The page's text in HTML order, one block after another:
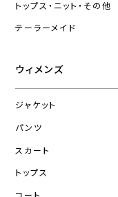
トップス・ニット・その他
テーラーメイド
ウィメンズ
ジャケット
パンツ
スカート
トップス